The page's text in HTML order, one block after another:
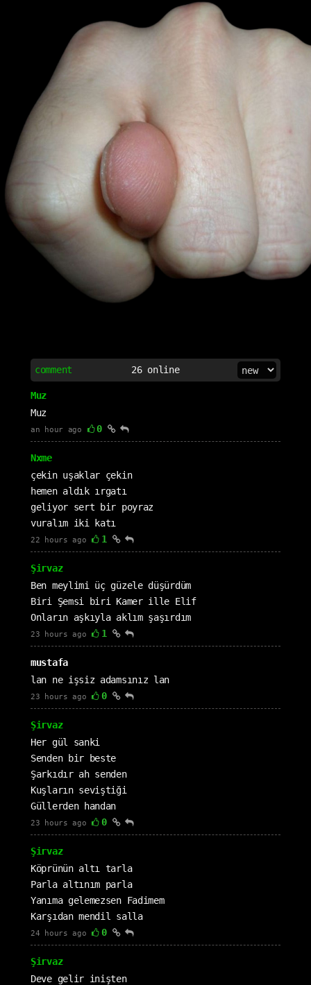
comment 26online
Muz
Muz
an hour ago 0
Nxme
çekin uşaklar çekin
hemen aldık ırgatı
geliyor sert bir poyraz
vuralım iki katı
22 hours ago 1
Şirvaz
Ben meylimi üç güzele düşürdüm
Biri Şemsi biri Kamer ille Elif
Onların aşkıyla aklım şaşırdım
23 hours ago 1
mustafa
lan ne işsiz adamsınız lan
23 hours ago 0
Şirvaz
Her gül sanki
Senden bir beste
Şarkıdır ah senden
Kuşların seviştiği
Güllerden handan
23 hours ago 0
Şirvaz
Köprünün altı tarla
Parla altınım parla
Yanıma gelemezsen Fadimem
Karşıdan mendil salla
24 hours ago 0
Şirvaz
Deve gelir inişten